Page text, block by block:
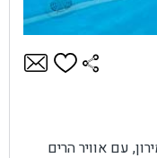
עם אוויר הרים